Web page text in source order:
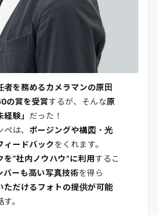
者を務めるカメラマンの原田
の賞を受賞するが、そんな原
験」 だった！
は、 ポージングや構図・光
ィードバックをくれます。
を“社内ノウハウ”に利用するこ
バーも高い写真技術を得ら
ただけるフォトの提供が可能
。